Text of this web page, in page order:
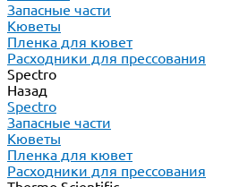
Запасные части
Кюветы
Пленка для кювет
Расходники для прессования
Spectro
Назад
Spectro
Запасные части
Кюветы
Пленка для кювет
Расходники для прессования